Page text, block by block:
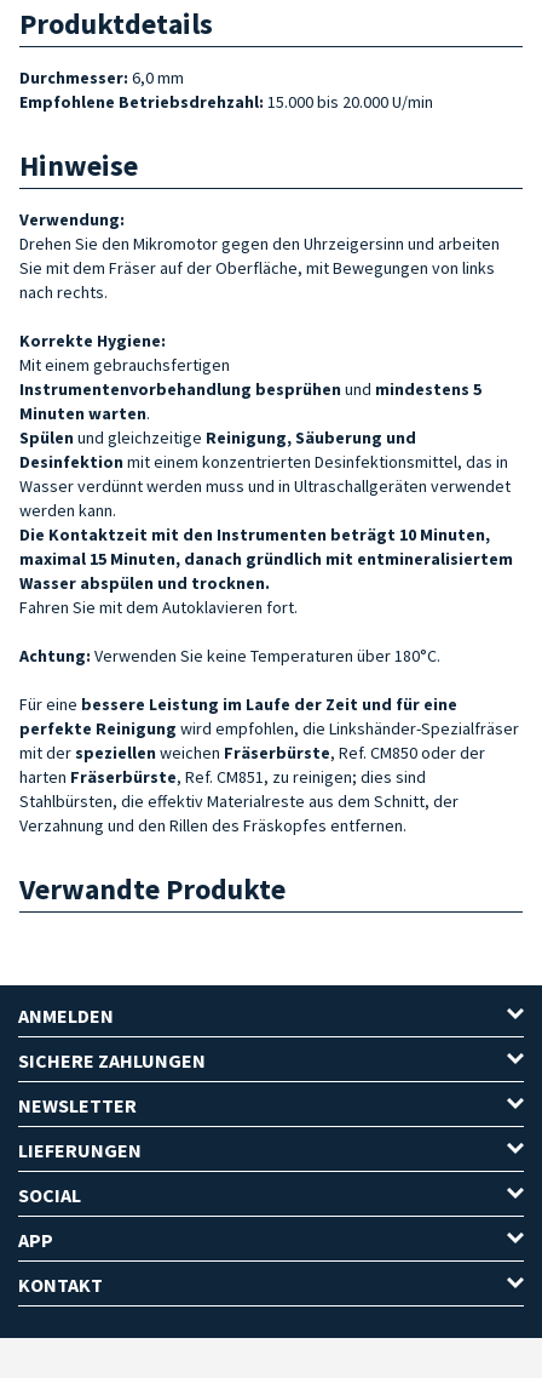
Produktdetails
Durchmesser: 6,0 mm
Empfohlene Betriebsdrehzahl: 15.000 bis 20.000 U/min
Hinweise
Verwendung:
Drehen Sie den Mikromotor gegen den Uhrzeigersinn und arbeiten
Sie mit dem Fräser auf der Oberfläche, mit Bewegungen von links
nach rechts.
Korrekte Hygiene:
Mit einem gebrauchsfertigen
Instrumentenvorbehandlung besprühen und mindestens 5
Minuten warten.
Spülen und gleichzeitige Reinigung, Säuberung und
Desinfektion mit einem konzentrierten Desinfektionsmittel, das in
Wasser verdünnt werden muss und in Ultraschallgeräten verwendet
werden kann.
Die Kontaktzeit mit den Instrumenten beträgt 10 Minuten,
maximal 15 Minuten, danach gründlich mit entmineralisiertem
Wasser abspülen und trocknen.
Fahren Sie mit dem Autoklavieren fort.
Achtung: Verwenden Sie keine Temperaturen über 180°C.
Für eine bessere Leistung im Laufe der Zeit und für eine
perfekte Reinigung wird empfohlen, die Linkshänder-Spezialfräser
mit derspeziellen weichen Fräserbürste, Ref. CM850 oder der
harten Fräserbürste, Ref. CM851, zu reinigen; dies sind
Stahlbürsten, die effektiv Materialreste aus dem Schnitt, der
Verzahnung und den Rillen des Fräskopfes entfernen.
Verwandte Produkte
ANMELDEN
SICHERE ZAHLUNGEN
NEWSLETTER
LIEFERUNGEN
SOCIAL
APP
KONTAKT